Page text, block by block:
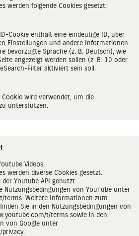
werden folgende Cookies gesetzt:
Cookie enthält eine eindeutige ID, über
Einstellungen und andere Informationen
bevorzugte Sprache (z. B. Deutsch), wie
angezeigt werden sollen (z. B. 10 oder
Filter aktiviert sein soll.
wird verwendet, um die
unterstützen.
Videos.
werden diverse Cookies gesetzt.
Youtube API genutzt.
Nutzungsbedingungen von YouTube unter
terms. Weitere Informationen zum
Sie in den Nutzungsbedingungen von
t/termssowie in den
von Google unter
privacy.